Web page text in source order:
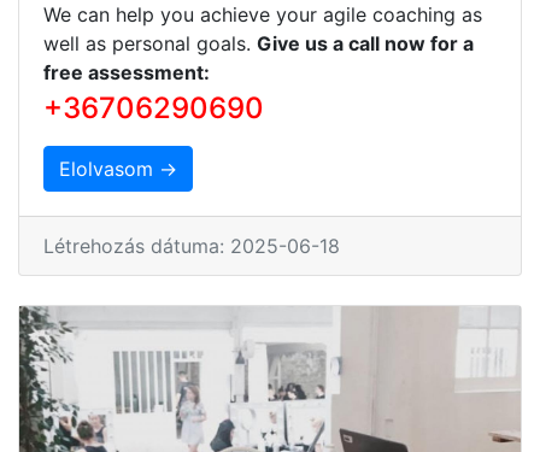
We can help you achieve your agile coaching as
well as personal goals. Give us a call now for a
free assessment:
+36706290690
Elolvasom →
Létrehozás dátuma: 2025-06-18